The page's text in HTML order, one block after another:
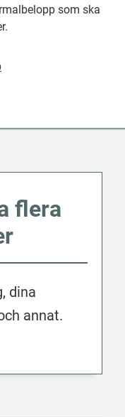
som ska
flera
dina
annat.